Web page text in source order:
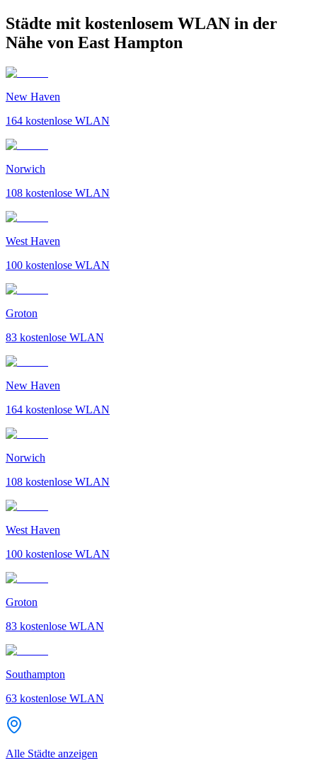
Städte mit kostenlosem WLAN in der
Nähe von East Hampton
New Haven
164 kostenlose WLAN
Norwich
108 kostenlose WLAN
West Haven
100 kostenlose WLAN
Groton
83 kostenlose WLAN
New Haven
164 kostenlose WLAN
Norwich
108 kostenlose WLAN
West Haven
100 kostenlose WLAN
Groton
83 kostenlose WLAN
Southampton
63 kostenlose WLAN
Alle Städte anzeigen